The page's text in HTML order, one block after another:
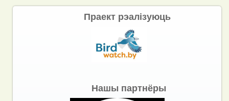
Праект рэалізуюць
Нашы партнёры